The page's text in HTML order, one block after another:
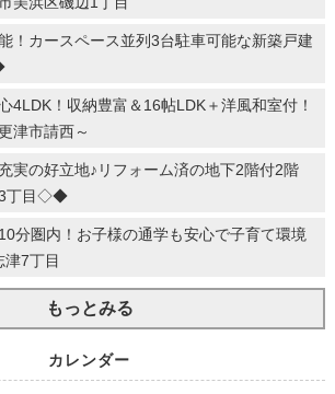
！カースペース並列3台駐車可能な新築戸建
4LDK！収納豊富＆16帖LDK＋洋風和室付！
津市請西～
の好立地♪リフォーム済の地下2階付2階
丁目◇◆
分圏内！お子様の通学も安心で子育て環境
津7丁目
もっとみる
カレンダー